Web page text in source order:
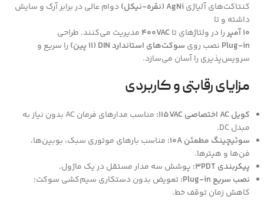
کنتاکت‌های آلیاژیAgNi (نقره-نیکل)
دوام عالی در برابر آرک و سایش
داشته و تا
10 آمپر
را در ولتاژهای تا400VAC مدیریت می‌کنند. طراحی
Plug-in نصب روی سوکت‌های استاندارد DIN (11 پین)
را سریع و
سرویس‌پذیری را آسان می‌سازد.
مزایای رقابتی و کاربردی
کویل AC اختصاصی 115VAC:
مناسب مدارهای فرمان AC بدون نیاز به
مبدل DC.
سوئیچینگ مطمئن 10A:
مناسب بارهای موتوری سبک، بوبین‌ها،
فن‌ها و هیترها.
پیکربندی 3PDT:
پوشش سه مدار مستقل در یک ماژول.
نصب سریع Plug-in:
تعویض بدون دستکاری سیم‌کشی سوکت؛
کاهش زمان توقف خط.